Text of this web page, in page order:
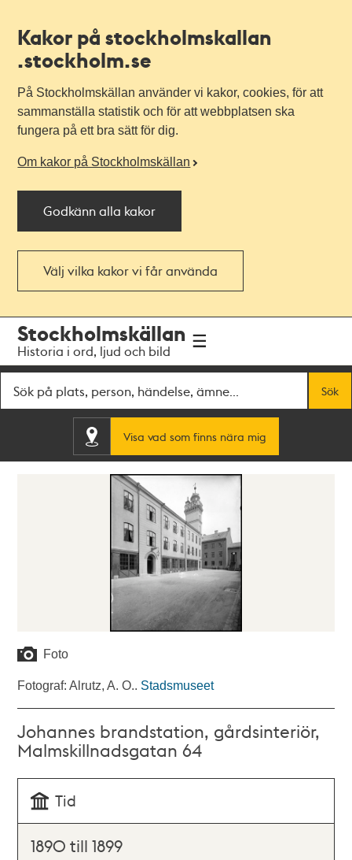
Kakor på stockholmskallan
.stockholm.se
På Stockholmskällan använder vi kakor, cookies, för att
sammanställa statistik och för att webbplatsen ska
fungera på ett bra sätt för dig.
Om kakor på Stockholmskällan
Godkänn alla kakor
Välj vilka kakor vi får använda
navigationen
huvudinnehållet
Stockholmskällan
Historia i ord, ljud och bild
Sök
Visa vad som finns nära mig
Foto
Fotograf: Alrutz, A. O.. Stadsmuseet
Johannes brandstation, gårdsinteriör,
Malmskillnadsgatan 64
Tid
1890 till 1899